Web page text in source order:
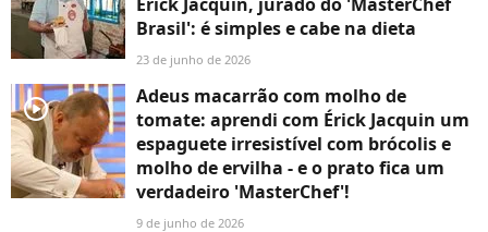
Brasil': é simples e cabe na dieta
23 de junho de 2026
player2
Adeus macarrão com molho de
tomate: aprendi com Érick Jacquin um
espaguete irresistível com brócolis e
molho de ervilha - e o prato fica um
verdadeiro 'MasterChef'!
9 de junho de 2026